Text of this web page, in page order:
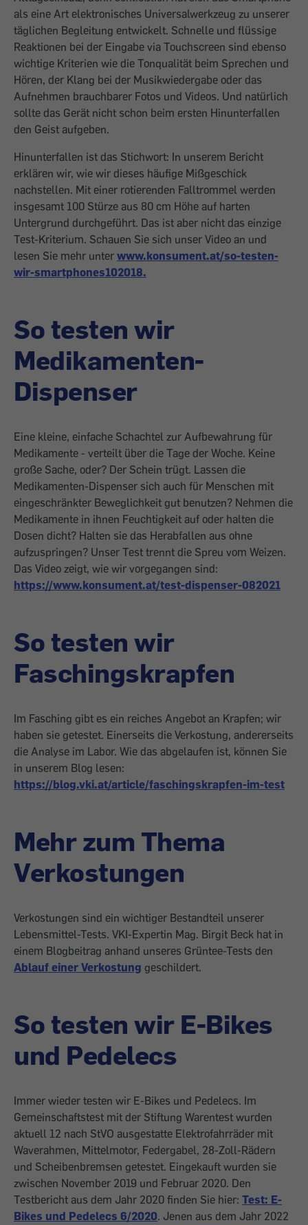
als eine Art elektronisches Universalwerkzeug zu unserer
täglichen Begleitung entwickelt. Schnelle und flüssige
Reaktionen bei der Eingabe via Touchscreen sind ebenso
wichtige Kriterien wie die Tonqualität beim Sprechen und
Hören, der Klang bei der Musikwiedergabe oder das
Aufnehmen brauchbarer Fotos und Videos. Und natürlich
sollte das Gerät nicht schon beim ersten Hinunterfallen
den Geist aufgeben.
Hinunterfallen ist das Stichwort: In unserem Bericht
erklären wir, wie wir dieses häufige Mißgeschick
nachstellen. Mit einer rotierenden Falltrommel werden
insgesamt 100 Stürze aus 80 cm Höhe auf harten
Untergrund durchgeführt. Das ist aber nicht das einzige
Test-Kriterium. Schauen Sie sich unser Video an und
lesen Sie mehr unter www.konsument.at/so-testen-
wir-smartphones102018.
So testen wir
Medikamenten-
Dispenser
Eine kleine, einfache Schachtel zur Aufbewahrung für
Medikamente - verteilt über die Tage der Woche. Keine
große Sache, oder? Der Schein trügt. Lassen die
Medikamenten-Dispenser sich auch für Menschen mit
eingeschränkter Beweglichkeit gut benutzen? Nehmen die
Medikamente in ihnen Feuchtigkeit auf oder halten die
Dosen dicht? Halten sie das Herabfallen aus ohne
aufzuspringen? Unser Test trennt die Spreu vom Weizen.
Das Video zeigt, wie wir vorgegangen sind:
https://www.konsument.at/test-dispenser-082021
So testen wir
Faschingskrapfen
Im Fasching gibt es ein reiches Angebot an Krapfen; wir
haben sie getestet. Einerseits die Verkostung, andererseits
die Analyse im Labor. Wie das abgelaufen ist, können Sie
in unserem Blog lesen:
https://blog.vki.at/article/faschingskrapfen-im-test
Mehr zum Thema
Verkostungen
Verkostungen sind ein wichtiger Bestandteil unserer
Lebensmittel-Tests. VKI-Expertin Mag. Birgit Beck hat in
einem Blogbeitrag anhand unseres Grüntee-Tests den
Ablauf einer Verkostung geschildert.
So testen wir E-Bikes
und Pedelecs
Immer wieder testen wir E-Bikes und Pedelecs. Im
Gemeinschaftstest mit der Stiftung Warentest wurden
aktuell 12 nach StVO ausgestatte Elektrofahrräder mit
Waverahmen, Mittelmotor, Federgabel, 28-Zoll-Rädern
und Scheibenbremsen getestet. Eingekauft wurden sie
zwischen November 2019 und Februar 2020. Den
Testbericht aus dem Jahr 2020 finden Sie hier: Test: E-
Bikes und Pedelecs 6/2020. Jenen aus dem Jahr 2022